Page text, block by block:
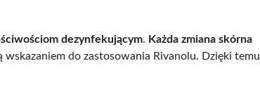
dezynfekującym. Każda zmiana skórna
wskazaniem do zastosowania Rivanolu. Dzięki temu